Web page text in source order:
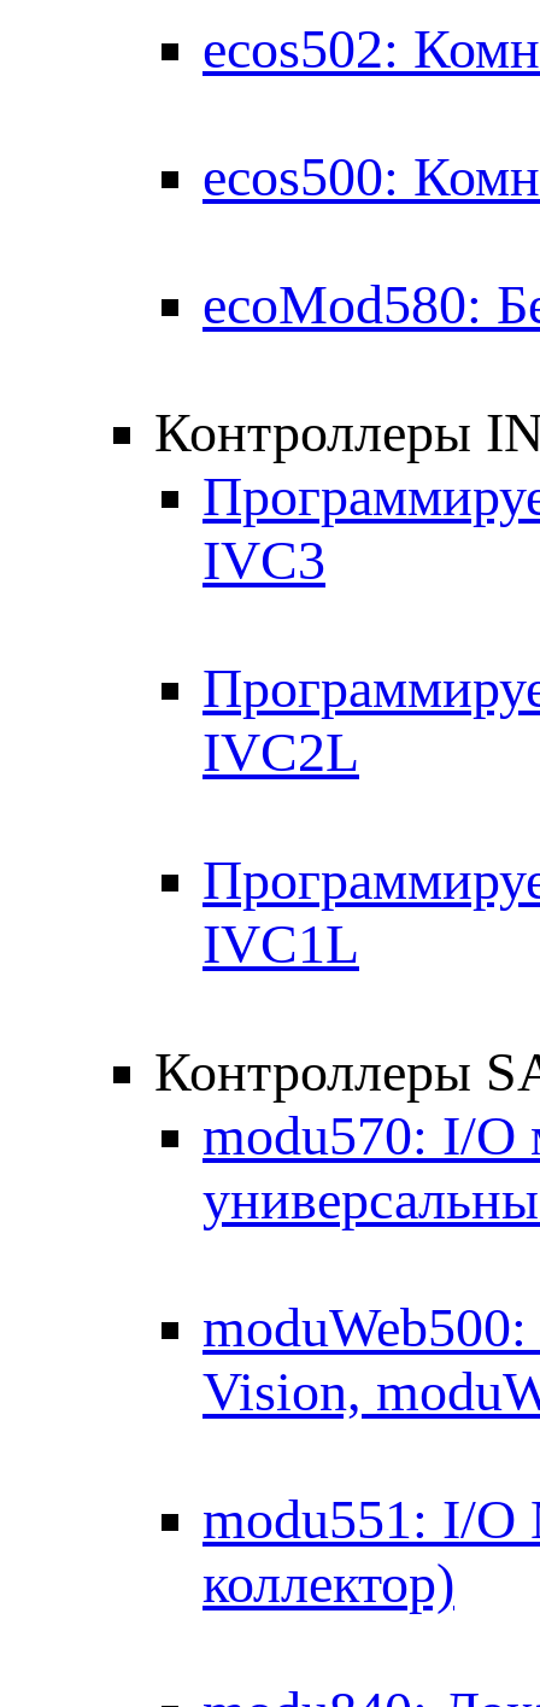
ecos502:
ecos500:
ecoMod580:
Контроллеры
IVC3
IVC2L
IVC1L
Контроллеры
modu570: I/O
Vision,
modu551: I/
коллектор)